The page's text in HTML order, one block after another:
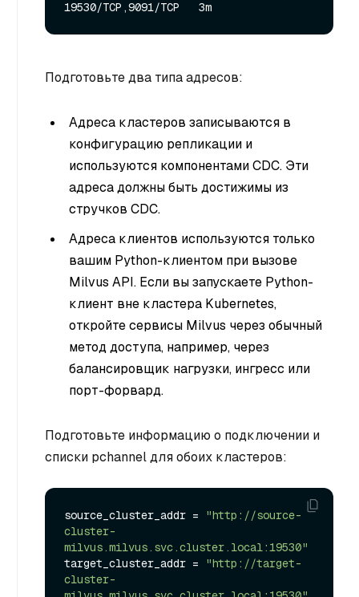
Подготовьте два типа адресов:
Адреса кластеров записываются в
конфигурацию репликации и
используются компонентами CDC. Эти
адреса должны быть достижимы из
стручков CDC.
Адреса клиентов используются только
вашим Python-клиентом при вызове
Milvus API. Если вы запускаете Python-
клиент вне кластера Kubernetes,
откройте сервисы Milvus через обычный
метод доступа, например, через
балансировщик нагрузки, ингресс или
порт-форвард.
Подготовьте информацию о подключении и
списки pchannel для обоих кластеров:
source_cluster_addr =
"http://source-
cluster-
milvus.milvus.svc.cluster.local:19530"
target_cluster_addr =
"http://target-
cluster-